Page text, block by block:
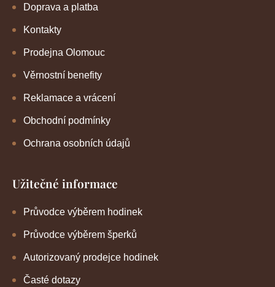
Doprava a platba
Kontakty
Prodejna Olomouc
Věrnostní benefity
Reklamace a vrácení
Obchodní podmínky
Ochrana osobních údajů
Užitečné informace
Průvodce výběrem hodinek
Průvodce výběrem šperků
Autorizovaný prodejce hodinek
Časté dotazy